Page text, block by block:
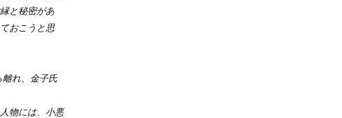
と秘密があ
おこうと思
れ、金子氏
物には、⼩悪